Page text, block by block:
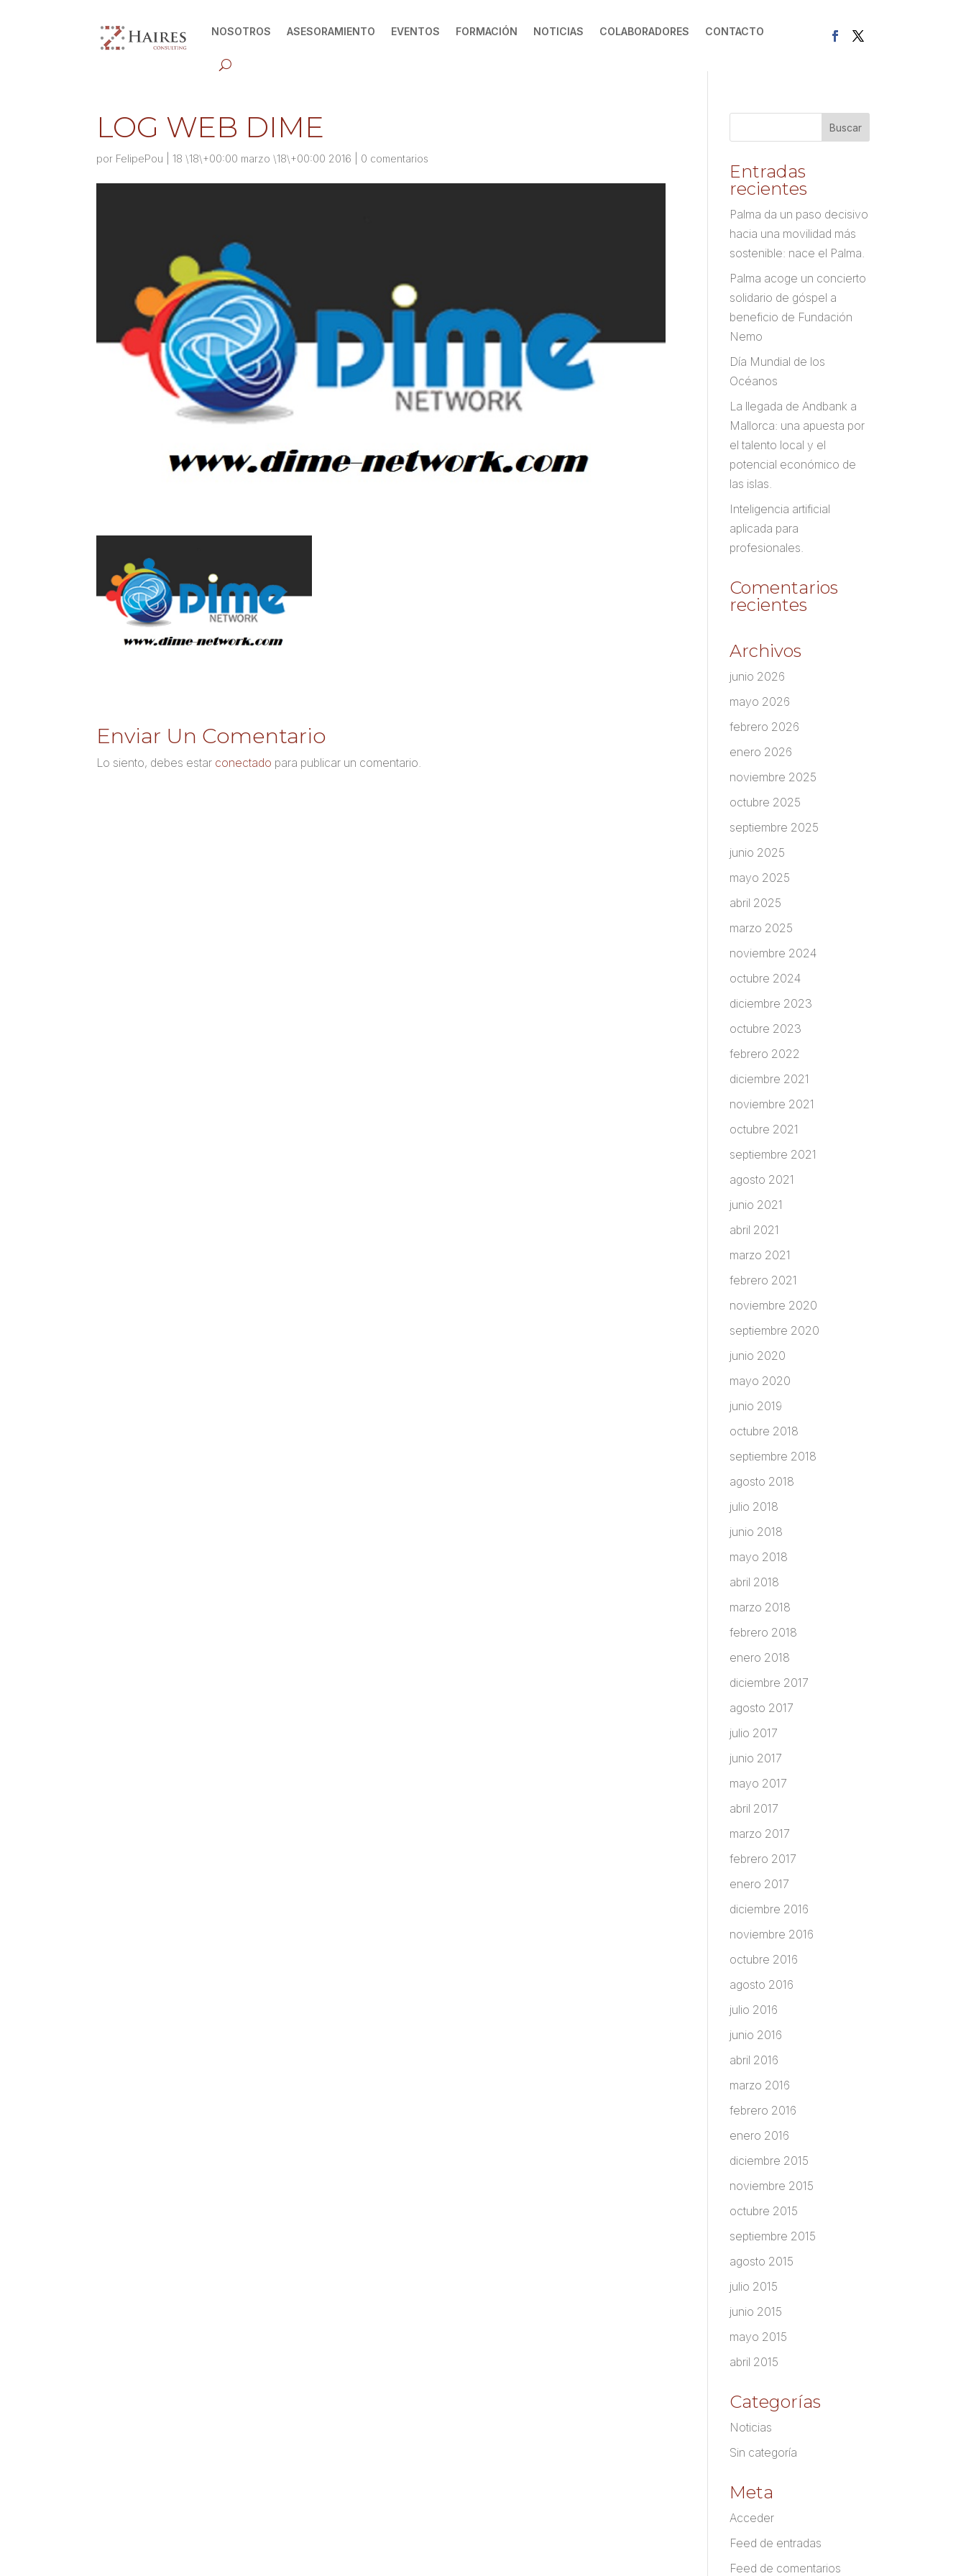
NOSOTROS ASESORAMIENTO EVENTOS FORMACIÓN NOTICIAS COLABORADORES CONTACTO
LOG WEB DIME
por FelipePou |18 \18\+00:00 marzo \18\+00:00 2016 0 comentarios
Enviar Un Comentario
Lo siento, debes estar conectado para publicar un comentario.
Entradas
recientes
Palma da un paso decisivo
hacia una movilidad más
sostenible: nace el Palma.
Palma acoge un concierto
solidario de góspel a
beneficio de Fundación
Nemo
Día Mundial de los
Océanos
La llegada de Andbank a
Mallorca: una apuesta por
el talento local y el
potencial económico de
las islas.
Inteligencia artificial
aplicada para
profesionales.
Comentarios
recientes
Archivos
junio 2026
mayo 2026
febrero 2026
enero 2026
noviembre 2025
octubre 2025
septiembre 2025
junio 2025
mayo 2025
abril 2025
marzo 2025
noviembre 2024
octubre 2024
diciembre 2023
octubre 2023
febrero 2022
diciembre 2021
noviembre 2021
octubre 2021
septiembre 2021
agosto 2021
junio 2021
abril 2021
marzo 2021
febrero 2021
noviembre 2020
septiembre 2020
junio 2020
mayo 2020
junio 2019
octubre 2018
septiembre 2018
agosto 2018
julio 2018
junio 2018
mayo 2018
abril 2018
marzo 2018
febrero 2018
enero 2018
diciembre 2017
agosto 2017
julio 2017
junio 2017
mayo 2017
abril 2017
marzo 2017
febrero 2017
enero 2017
diciembre 2016
noviembre 2016
octubre 2016
agosto 2016
julio 2016
junio 2016
abril 2016
marzo 2016
febrero 2016
enero 2016
diciembre 2015
noviembre 2015
octubre 2015
septiembre 2015
agosto 2015
julio 2015
junio 2015
mayo 2015
abril 2015
Categorías
Noticias
Sin categoría
Meta
Acceder
Feed de entradas
Feed de comentarios